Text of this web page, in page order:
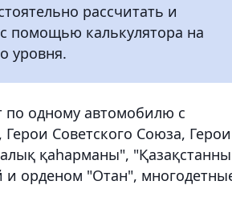
рассчитать и
помощью калькулятора на
уровня.
по одному автомобилю с
Советского Союза, Герои
қаһарманы",
и орденом "Отан",